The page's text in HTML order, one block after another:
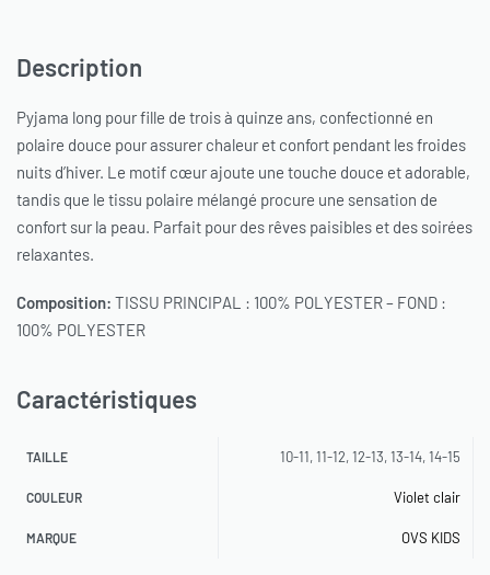
Description
Pyjama long pour fille de trois à quinze ans, confectionné en
polaire douce pour assurer chaleur et confort pendant les froides
nuits d’hiver. Le motif cœur ajoute une touche douce et adorable,
tandis que le tissu polaire mélangé procure une sensation de
confort sur la peau. Parfait pour des rêves paisibles et des soirées
relaxantes.
Composition: TISSU PRINCIPAL : 100% POLYESTER – FOND :
100% POLYESTER
Caractéristiques
TAILLE 10-11, 11-12, 12-13, 13-14, 14-15
COULEUR Violet clair
MARQUE OVS KIDS